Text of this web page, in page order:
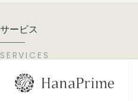
サービス
SERVICES